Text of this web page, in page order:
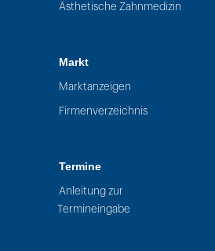
Ästhetische Zahnmedizin
Markt
Marktanzeigen
Firmenverzeichnis
Termine
Anleitung zur
Termineingabe